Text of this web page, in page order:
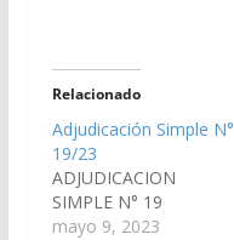
Relacionado
Adjudicación Simple N°
19/23
ADJUDICACION
SIMPLE N° 19
mayo 9, 2023